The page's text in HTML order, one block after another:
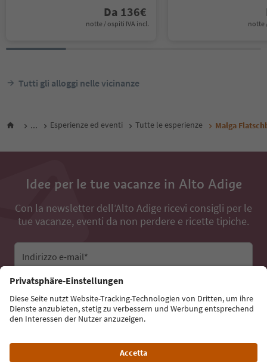
Da 136€
notte / ospiti IVA incl. notte
Tutti gli alloggi nelle vicinanze
... Esperienze ed eventi Tutte le esperienze Malga
Idee per le tue vacanze in Alto Adige
Con la newsletter dell’Alto Adige ricevi consigli per le
tue vacanze, eventi da non perdere e ricette tipiche.
Indirizzo e-mail*
Iscriviti alla newsletter